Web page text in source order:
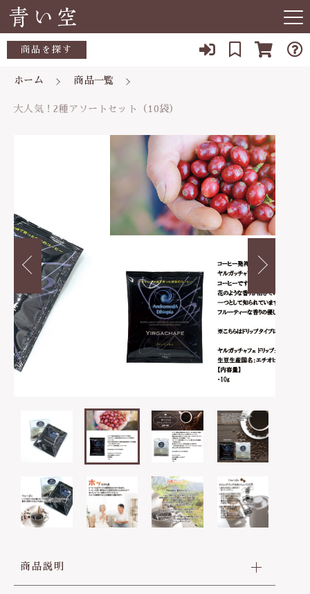
商品を探す
ホーム 商品一覧
大人気！2種アソートセット（10袋）
商品説明
カートに商品を追加しました
大人気！2種アソートセット（10袋）
1,080円 （税込）
カートを確認する
当ショップについて
代表紹介
よくある質問
ブログ
042-644-7771
定休日：年末年始
WEBでのご相談：24時間対応可能
お問い合わせ
ギフト用
自分用
あ行
か行
さ行
な行
は行
ま行
ら行
わ行
子カテゴリ
価格帯
～
その他
セール